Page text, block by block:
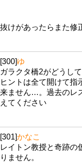
抜けがあったらまた修
[300]ゆ
ガラクタ橋2がどうし
ヒントは全て開けて指
来ません…。過去のレ
えてください
[301]かなこ
レイトン教授と奇跡の
りません。